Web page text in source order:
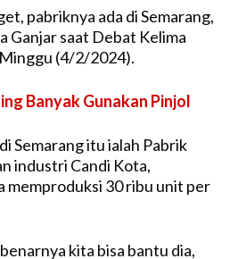
pabriknya ada di Semarang,
Ganjar saat Debat Kelima
(4/2/2024).
Banyak Gunakan Pinjol
Semarang itu ialah Pabrik
industri Candi Kota,
memproduksi 30 ribu unit per
kita bisa bantu dia,